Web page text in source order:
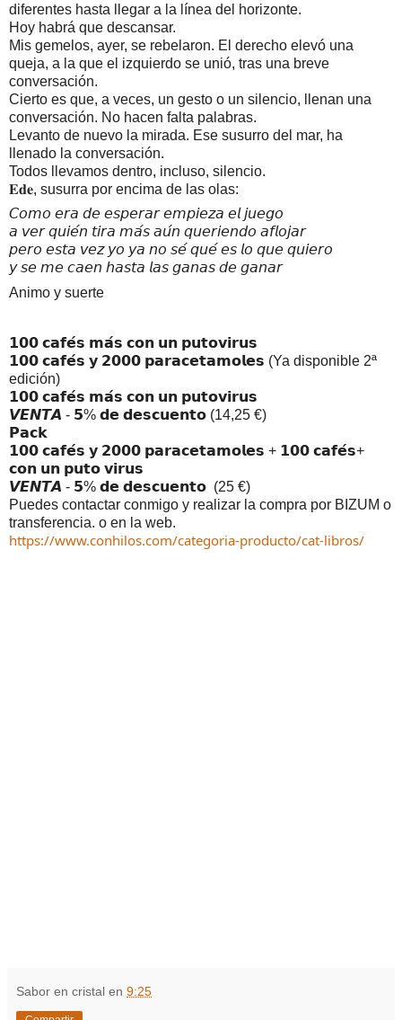
diferentes hasta llegar a la línea del horizonte.
Hoy habrá que descansar.
Mis gemelos, ayer, se rebelaron. El derecho elevó una
queja, a la que el izquierdo se unió, tras una breve
conversación.
Cierto es que, a veces, un gesto o un silencio, llenan una
conversación. No hacen falta palabras.
Levanto de nuevo la mirada. Ese susurro del mar, ha
llenado la conversación.
Todos llevamos dentro, incluso, silencio.
𝐄𝐝𝐞, susurra por encima de las olas:
𝘊𝘰𝘮𝘰 𝘦𝘳𝘢 𝘥𝘦 𝘦𝘴𝘱𝘦𝘳𝘢𝘳 𝘦𝘮𝘱𝘪𝘦𝘻𝘢 𝘦𝘭 𝘫𝘶𝘦𝘨𝘰
𝘢 𝘷𝘦𝘳 𝘲𝘶𝘪𝘦́𝘯 𝘵𝘪𝘳𝘢 𝘮𝘢́𝘴 𝘢𝘶́𝘯 𝘲𝘶𝘦𝘳𝘪𝘦𝘯𝘥𝘰 𝘢𝘧𝘭𝘰𝘫𝘢𝘳
𝘱𝘦𝘳𝘰 𝘦𝘴𝘵𝘢 𝘷𝘦𝘻 𝘺𝘰 𝘺𝘢 𝘯𝘰 𝘴𝘦́ 𝘲𝘶𝘦́ 𝘦𝘴 𝘭𝘰 𝘲𝘶𝘦 𝘲𝘶𝘪𝘦𝘳𝘰
𝘺 𝘴𝘦 𝘮𝘦 𝘤𝘢𝘦𝘯 𝘩𝘢𝘴𝘵𝘢 𝘭𝘢𝘴 𝘨𝘢𝘯𝘢𝘴 𝘥𝘦 𝘨𝘢𝘯𝘢𝘳
Animo y suerte
𝟭𝟬𝟬 𝗰𝗮𝗳𝗲́𝘀 𝗺𝗮́𝘀 𝗰𝗼𝗻 𝘂𝗻 𝗽𝘂𝘁𝗼𝘃𝗶𝗿𝘂𝘀
𝟭𝟬𝟬 𝗰𝗮𝗳𝗲́𝘀 𝘆 𝟮𝟬𝟬𝟬 𝗽𝗮𝗿𝗮𝗰𝗲𝘁𝗮𝗺𝗼𝗹𝗲𝘀 (Ya disponible 2ª
edición)
𝟭𝟬𝟬 𝗰𝗮𝗳𝗲́𝘀 𝗺𝗮́𝘀 𝗰𝗼𝗻 𝘂𝗻 𝗽𝘂𝘁𝗼𝘃𝗶𝗿𝘂𝘀
𝙑𝙀𝙉𝙏𝘼 - 𝟱% 𝗱𝗲 𝗱𝗲𝘀𝗰𝘂𝗲𝗻𝘁𝗼 (14,25 €)
𝗣𝗮𝗰𝗸
𝟭𝟬𝟬 𝗰𝗮𝗳𝗲́𝘀 𝘆 𝟮𝟬𝟬𝟬 𝗽𝗮𝗿𝗮𝗰𝗲𝘁𝗮𝗺𝗼𝗹𝗲𝘀 + 𝟭𝟬𝟬 𝗰𝗮𝗳𝗲́𝘀+
𝗰𝗼𝗻 𝘂𝗻 𝗽𝘂𝘁𝗼 𝘃𝗶𝗿𝘂𝘀
𝙑𝙀𝙉𝙏𝘼 - 𝟱% 𝗱𝗲 𝗱𝗲𝘀𝗰𝘂𝗲𝗻𝘁𝗼  (25 €)
Puedes contactar conmigo y realizar la compra por BIZUM o
transferencia. o en la web.
https://www.conhilos.com/categoria-producto/cat-libros/
Sabor en cristal en 9:25